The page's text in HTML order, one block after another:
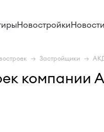
НовостройкиНовости
Застройщики
компании